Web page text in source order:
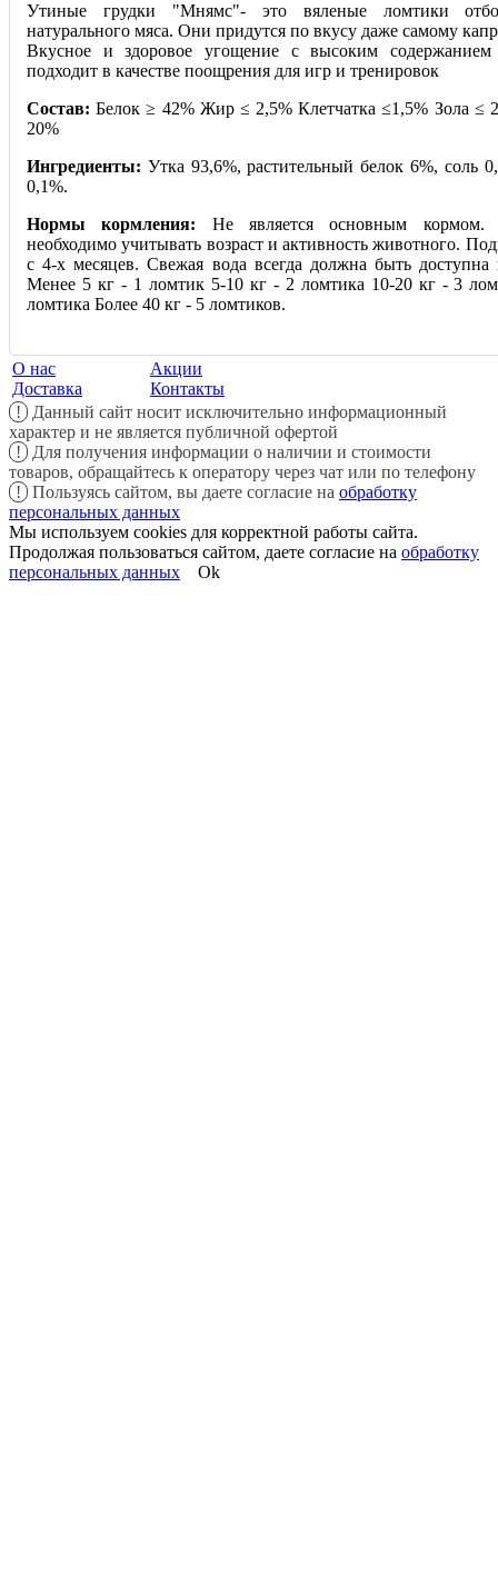
Утиные грудки "Мнямс"- это вяленые ломтики
натурального мяса. Они придутся по вкусу даже самому
Вкусное и здоровое угощение с высоким содержанием
подходит в качестве поощрения для игр и тренировок
Состав: Белок ≥ 42% Жир ≤ 2,5% Клетчатка ≤1,5% Зола ≤
20%
Ингредиенты: Утка 93,6%, растительный белок 6%, соль
0,1%.
Нормы кормления: Не является основным кормом.
необходимо учитывать возраст и активность животного.
с 4-х месяцев. Свежая вода всегда должна быть
Менее 5 кг - 1 ломтик 5-10 кг - 2 ломтика 10-20 кг - 3
ломтика Более 40 кг - 5 ломтиков.
О нас
Доставка
Акции
Контакты
!
Данный сайт носит исключительно информационный
характер и не является публичной офертой
!
Для получения информации о наличии и стоимости
товаров, обращайтесь к оператору через чат или по телефону
!
Пользуясь сайтом, вы даете согласие на обработку
персональных данных
Мы используем cookies для корректной работы сайта.
Продолжая пользоваться сайтом, даете согласие на обработку
персональных данных
Ok